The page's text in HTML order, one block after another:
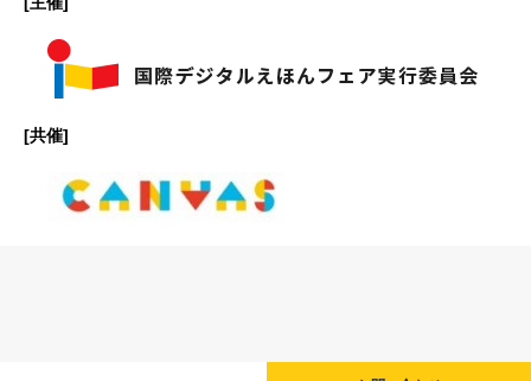
[共催]